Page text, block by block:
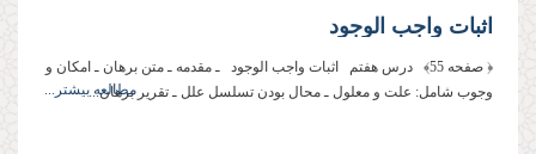
اثبات واجب الوجود
﴿ صفحه 55﴾ درس هفتم اثبات واجب الوجود ـ مقدمه ـ متن برهان ـ امكان و
وجوب شامل: علت و معلول ـ محال بودن تسلسل علل ـ تقریر برهان...مطالعه بیشتر...